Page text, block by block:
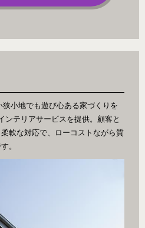
小地でも遊び心ある家づくりを
ンテリアサービスを提供。顧客と
軟な対応で、ローコストながら質
。